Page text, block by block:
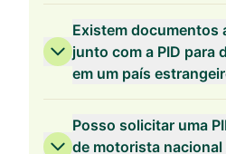
Existem documentos
junto com a PID para
em um país
Posso solicitar uma
de motorista